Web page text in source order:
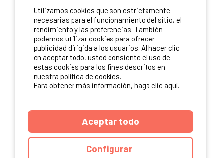
Utilizamos cookies que son estrictamente
necesarias para el funcionamiento del sitio, el
rendimiento y las preferencias. También
podemos utilizar cookies para ofrecer
publicidad dirigida a los usuarios. Al hacer clic
en aceptar todo, usted consiente el uso de
estas cookies para los fines descritos en
nuestra política de cookies.
Para obtener más información, haga clic aquí.
Aceptar todo
Configurar